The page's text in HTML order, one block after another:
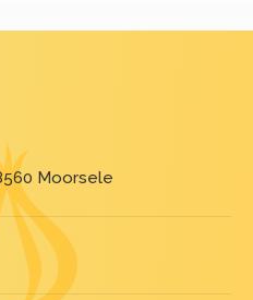
Moorsele